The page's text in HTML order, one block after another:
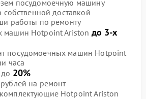
посудомоечную машину
доставкой
работы по ремонту
машин Hotpoint Ariston до 3-х
посудомоечных машин Hotpoint
часа
20%
на ремонт
Hotpoint Ariston